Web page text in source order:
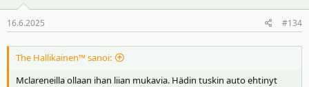
16.6.2025 #134
The Hallikainen™ sanoi:
Mclareneilla ollaan ihan liian mukavia. Hädin tuskin auto ehtinyt